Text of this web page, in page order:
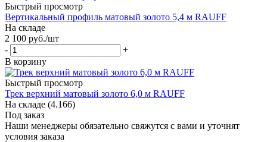
Быстрый просмотр
Вертикальный профиль матовый золото 5,4 м RAUFF
На складе
2 100 руб./шт
-
+
В корзину
Быстрый просмотр
Трек верхний матовый золото 6,0 м RAUFF
На складе (4.166)
Под заказ
Наши менеджеры обязательно свяжутся с вами и уточнят
условия заказа